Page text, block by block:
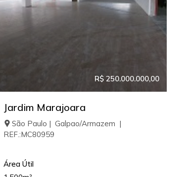
R$ 250.000.000,00
Jardim Marajoara
São Paulo | Galpao/Armazem |
REF.:MC80959
Área Útil